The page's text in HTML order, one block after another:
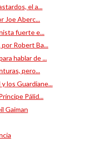
el a...
Joe Aberc...
fuerte e...
Robert Ba...
hablar de ...
pero...
los Guardiane...
Pálid...
Gaiman